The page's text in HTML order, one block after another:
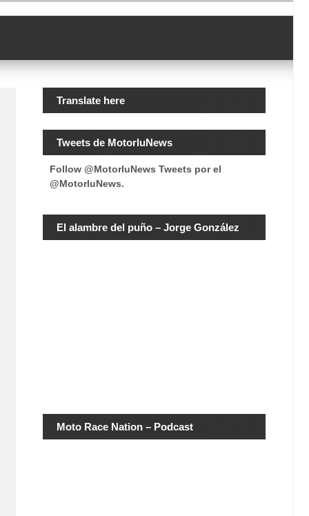
Translate here
Tweets de MotorluNews
Follow @MotorluNews Tweets por el
@MotorluNews.
El alambre del puño – Jorge González
Moto Race Nation – Podcast